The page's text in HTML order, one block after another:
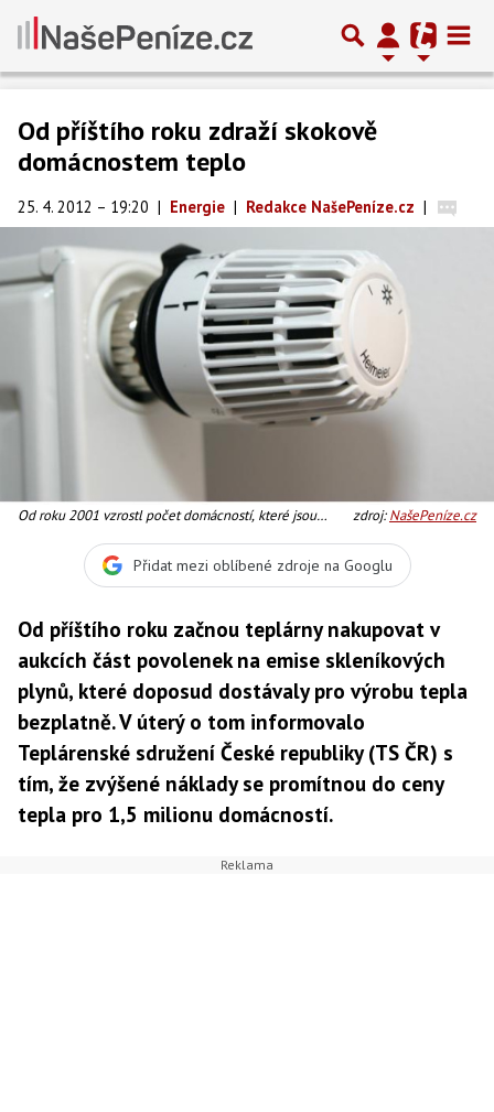
Od příštího roku zdraží skokově
domácnostem teplo
25. 4. 2012 – 19:20 | Energie | Redakce NašePeníze.cz |
Od roku 2001 vzrostl počet domácností, které jsou
zdroj:NašePeníze.cz
Přidat mezi oblíbené zdroje na Googlu
Od příštího roku začnou teplárny nakupovat v
aukcích část povolenek na emise skleníkových
plynů, které doposud dostávaly pro výrobu tepla
bezplatně. V úterý o tom informovalo
Teplárenské sdružení České republiky (TS ČR) s
tím, že zvýšené náklady se promítnou do ceny
tepla pro 1,5 milionu domácností.